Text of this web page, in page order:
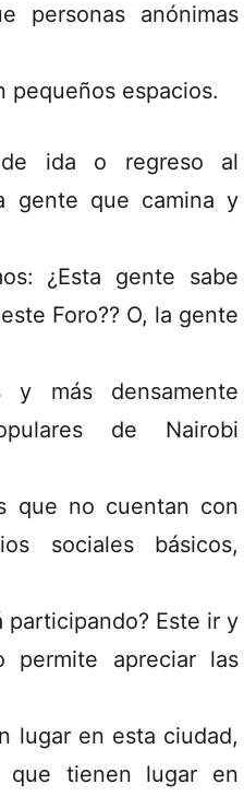
personas anónimas
pequeños espacios.
ida o regreso al
gente que camina y
¿Esta gente sabe
Foro?? O, la gente
más densamente
de Nairobi
que no cuentan con
sociales básicos,
participando? Este ir y
permite apreciar las
lugar en esta ciudad,
que tienen lugar en